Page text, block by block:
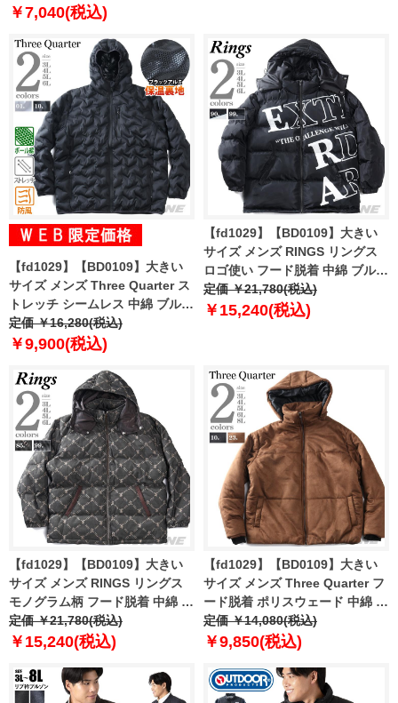
￥7,040(税込)
【fd1029】【BD0109】大きい
サイズ メンズ Three Quarter ス
トレッチ シームレス 中綿 ブルゾ
ン 防風 保温 kmw-54606az
定価 ￥16,280(税込)
￥9,900(税込)
【fd1029】【BD0109】大きい
サイズ メンズ RINGS リングス
ロゴ使い フード脱着 中綿 ブルゾ
ン 135040
定価 ￥21,780(税込)
￥15,240(税込)
【fd1029】【BD0109】大きい
サイズ メンズ RINGS リングス
モノグラム柄 フード脱着 中綿 ブ
ルゾン 135640
定価 ￥21,780(税込)
￥15,240(税込)
【fd1029】【BD0109】大きい
サイズ メンズ Three Quarter フ
ード脱着 ポリスウェード 中綿 ブ
ルゾン kmw-54315az
定価 ￥14,080(税込)
￥9,850(税込)